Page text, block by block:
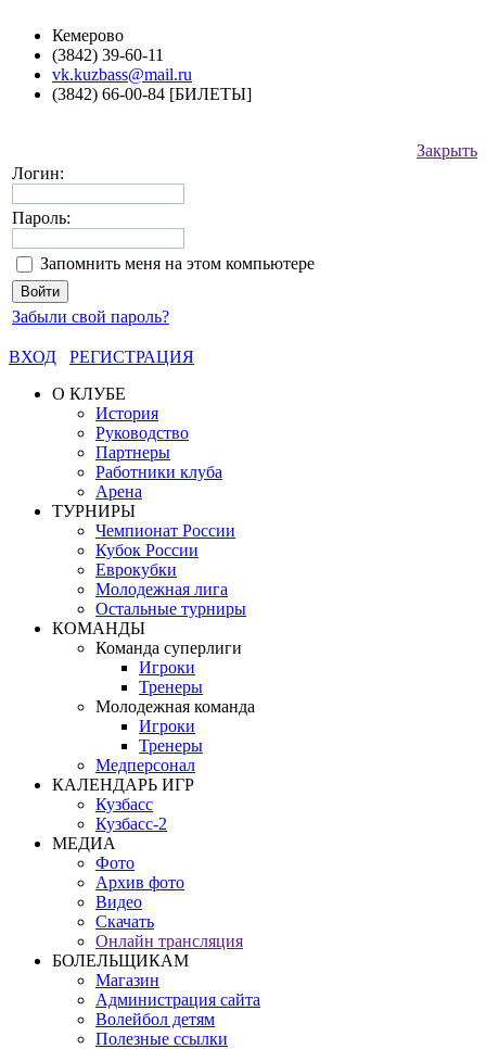
Кемерово
(3842) 39-60-11
vk.kuzbass@mail.ru
(3842) 66-00-84 [БИЛЕТЫ]
Закрыть
Логин:
Пароль:
Запомнить меня на этом компьютере
Забыли свой пароль?
ВХОД
РЕГИСТРАЦИЯ
О КЛУБЕ
История
Руководство
Партнеры
Работники клуба
Арена
ТУРНИРЫ
Чемпионат России
Кубок России
Еврокубки
Молодежная лига
Остальные турниры
КОМАНДЫ
Команда суперлиги
Игроки
Тренеры
Молодежная команда
Игроки
Тренеры
Медперсонал
КАЛЕНДАРЬ ИГР
Кузбасс
Кузбасс-2
МЕДИА
Фото
Архив фото
Видео
Скачать
Онлайн трансляция
БОЛЕЛЬЩИКАМ
Магазин
Администрация сайта
Волейбол детям
Полезные ссылки